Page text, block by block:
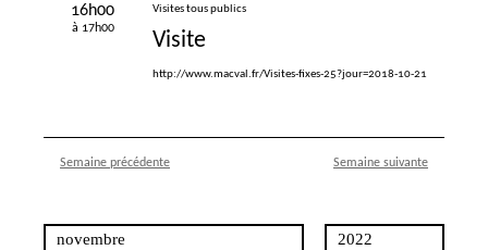
16h00
à 17h00
Visites tous publics
Visite
http://www.macval.fr/Visites-fixes-25?jour=2018-10-21
Semaine précédente Semaine suivante